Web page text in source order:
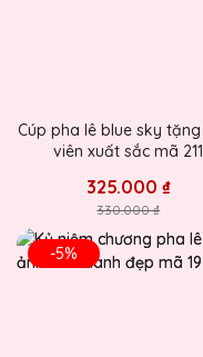
Cúp pha lê blue sky
viên xuất sắc mã 211
325.000 ₫
330.000 ₫
-5%